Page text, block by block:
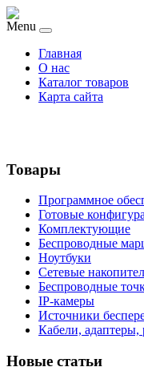
Menu
Главная
О нас
Каталог товаров
Карта сайта
Товары
Программное
Готовые
Комплектующие
Беспроводные
Ноутбуки
Сетевые
Беспроводные
IP-камеры
Источники
Кабели, адаптеры,
Новые статьи